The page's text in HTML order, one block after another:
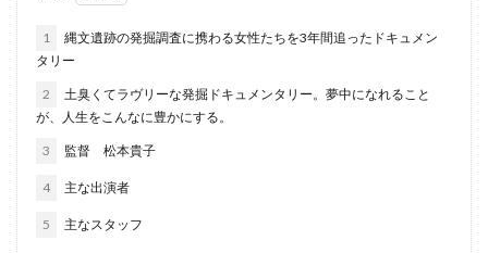
1
縄文遺跡の発掘調査に携わる女性たちを3年間追ったドキュメン
タリー
2
土臭くてラヴリーな発掘ドキュメンタリー。夢中になれること
が、人生をこんなに豊かにする。
3 監督 松本貴子
4 主な出演者
5 主なスタッフ